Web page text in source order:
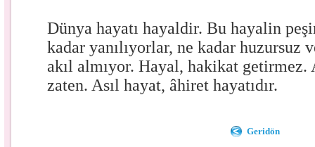
Dünya hayatı hayaldir. Bu hayalin
kadar yanılıyorlar, ne kadar huzursuz
akıl almıyor. Hayal, hakikat getirmez.
zaten. Asıl hayat, âhiret hayatıdır.
Geridön